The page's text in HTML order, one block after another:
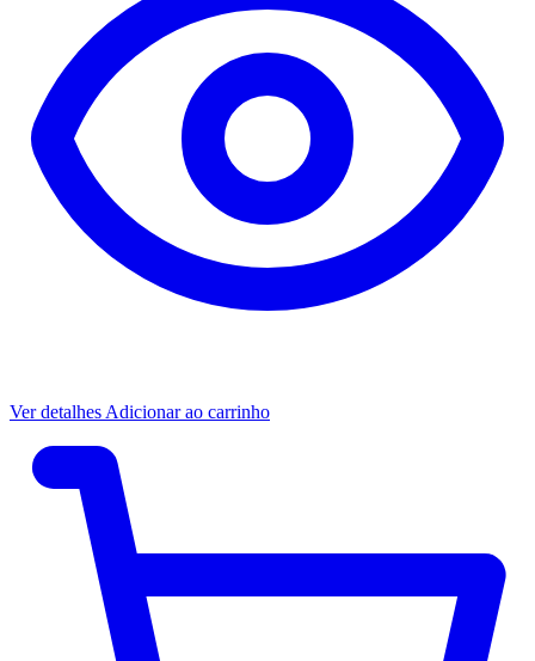
Ver detalhes Adicionar ao carrinho